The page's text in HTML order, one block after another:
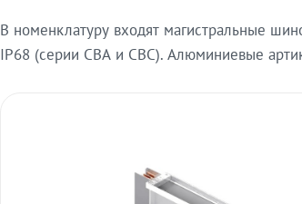
В номенклатуру входят магистральные
IP68 (серии СВА и СВС). Алюминиевые